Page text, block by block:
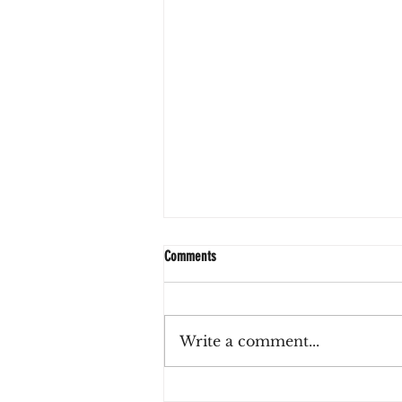
Comments
Write a comment...